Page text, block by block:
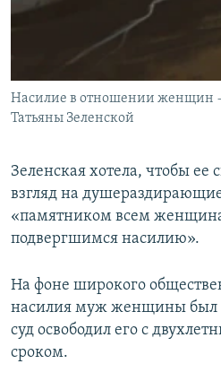
Насилие в отношении женщин —
Татьяны Зеленской
Зеленская хотела, чтобы ее
взгляд на
«памятником всем
подвергшимся насилию».
На фоне широкого
насилия муж женщины был
суд освободил его с
сроком.